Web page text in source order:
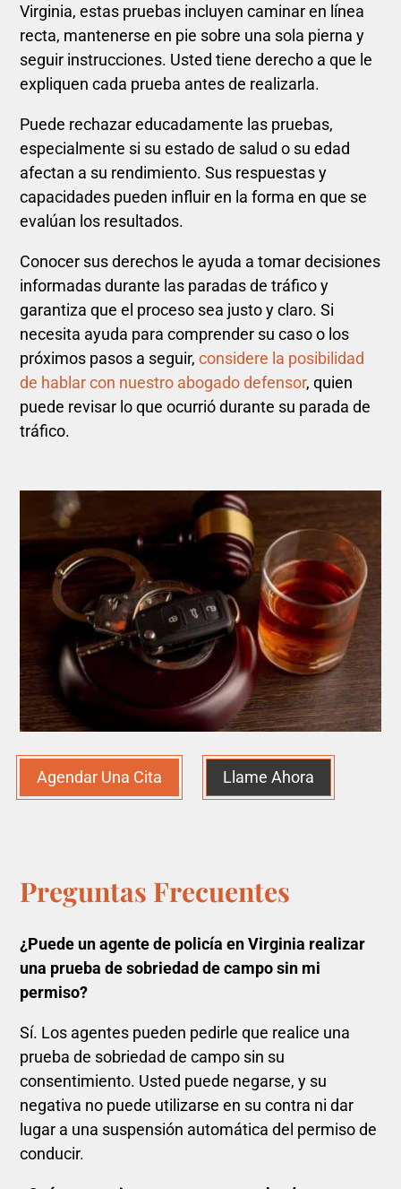
Virginia, estas pruebas incluyen caminar en línea
recta, mantenerse en pie sobre una sola pierna y
seguir instrucciones. Usted tiene derecho a que le
expliquen cada prueba antes de realizarla.
Puede rechazar educadamente las pruebas,
especialmente si su estado de salud o su edad
afectan a su rendimiento. Sus respuestas y
capacidades pueden influir en la forma en que se
evalúan los resultados.
Conocer sus derechos le ayuda a tomar decisiones
informadas durante las paradas de tráfico y
garantiza que el proceso sea justo y claro. Si
necesita ayuda para comprender su caso o los
próximos pasos a seguir,considere la posibilidad
de hablar con nuestro abogado defensor, quien
puede revisar lo que ocurrió durante su parada de
tráfico.
Agendar Una Cita Llame Ahora
Preguntas Frecuentes
¿Puede un agente de policía en Virginia realizar
una prueba de sobriedad de campo sin mi
permiso?
Sí. Los agentes pueden pedirle que realice una
prueba de sobriedad de campo sin su
consentimiento. Usted puede negarse, y su
negativa no puede utilizarse en su contra ni dar
lugar a una suspensión automática del permiso de
conducir.